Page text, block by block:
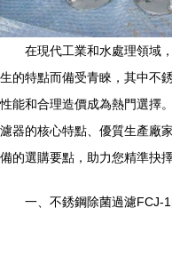
在現代工業和水處理領域
生的特點而備受青睞，其中不
性能和合理造價成為熱門選擇
濾器的核心特點、優質生產廠
備的選購要點，助力您精準抉擇
一、不銹鋼除菌過濾FCJ-